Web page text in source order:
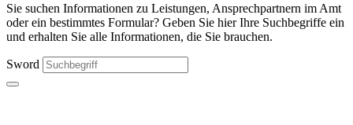
Sie suchen Informationen zu Leistungen, Ansprechpartnern im Amt
oder ein bestimmtes Formular? Geben Sie hier Ihre Suchbegriffe ein
und erhalten Sie alle Informationen, die Sie brauchen.
Sword